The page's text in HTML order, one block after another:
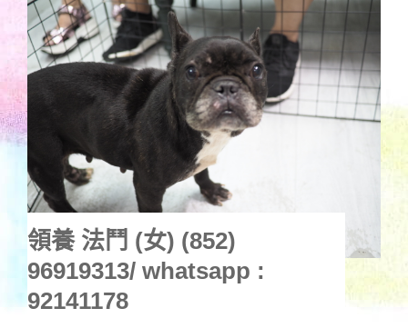
領養 法鬥 (女) (852)
96919313/ whatsapp :
92141178